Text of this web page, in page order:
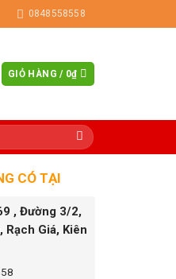
0848558558
GIỎ HÀNG / 0₫
CÓ TẠI
, Đường 3/2,
Rạch Giá, Kiên